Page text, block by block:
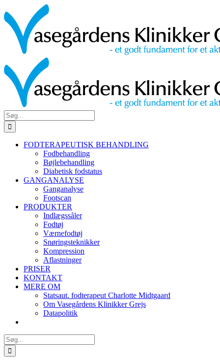
to
content
mail
Søg
efter:
FODTERAPEUTISK BEHANDLING
Fodbehandling
Bøjlebehandling
Diabetisk fodstatus
GANGANALYSE
Ganganalyse
Footscan
PRODUKTER
Indlægssåler
Fodtøj
Værnefodtøj
Snøringsteknikker
Kompression
Aflastninger
PRISER
KONTAKT
MERE OM
Statsaut. fodterapeut Charlotte Midtgaard
Om Vasegårdens Klinikker Grejs
Datapolitik
Søg
efter: